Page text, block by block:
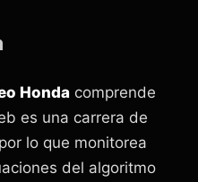
Honda comprende
es una carrera de
lo que monitorea
del algoritmo